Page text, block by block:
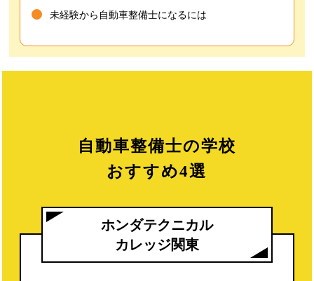
未経験から自動車整備士になるには
自動車整備士の学校
おすすめ4選
ホンダテクニカル
カレッジ関東